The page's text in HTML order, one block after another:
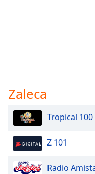
Zaleca
Tropical 100
Z 101
Radio